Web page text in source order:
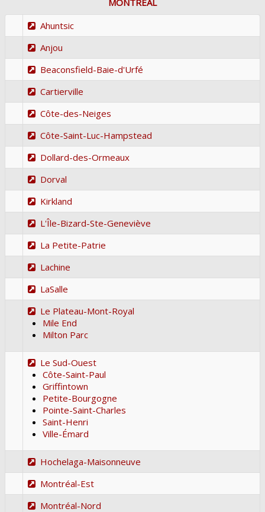
Ahuntsic
Anjou
Beaconsfield-Baie-d'Urfé
Cartierville
Côte-des-Neiges
Côte-Saint-Luc-Hampstead
Dollard-des-Ormeaux
Dorval
Kirkland
L'Île-Bizard-Ste-Geneviève
La Petite-Patrie
Lachine
LaSalle
Le Plateau-Mont-Royal
Mile End
Milton Parc
Le Sud-Ouest
Côte-Saint-Paul
Griffintown
Petite-Bourgogne
Pointe-Saint-Charles
Saint-Henri
Ville-Émard
Hochelaga-Maisonneuve
Montréal-Est
Montréal-Nord